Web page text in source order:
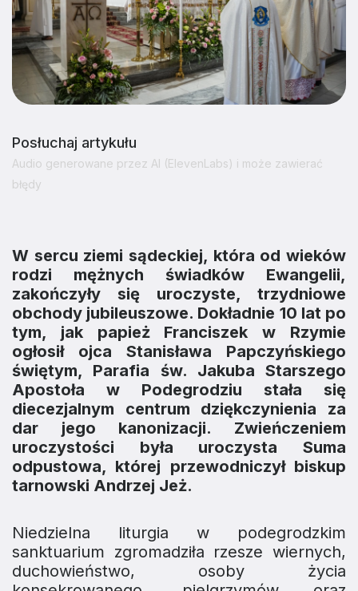
Posłuchaj artykułu
Audio generowane przez AI (ElevenLabs) i może zawierać
błędy
W sercu ziemi sądeckiej, która od wieków
rodzi mężnych świadków Ewangelii,
zakończyły się uroczyste, trzydniowe
obchody jubileuszowe. Dokładnie 10 lat po
tym, jak papież Franciszek w Rzymie
ogłosił ojca Stanisława Papczyńskiego
świętym, Parafia św. Jakuba Starszego
Apostoła w Podegrodziu stała się
diecezjalnym centrum dziękczynienia za
dar jego kanonizacji. Zwieńczeniem
uroczystości była uroczysta Suma
odpustowa, której przewodniczył biskup
tarnowski Andrzej Jeż.
Niedzielna liturgia w podegrodzkim
sanktuarium zgromadziła rzesze wiernych,
duchowieństwo, osoby życia